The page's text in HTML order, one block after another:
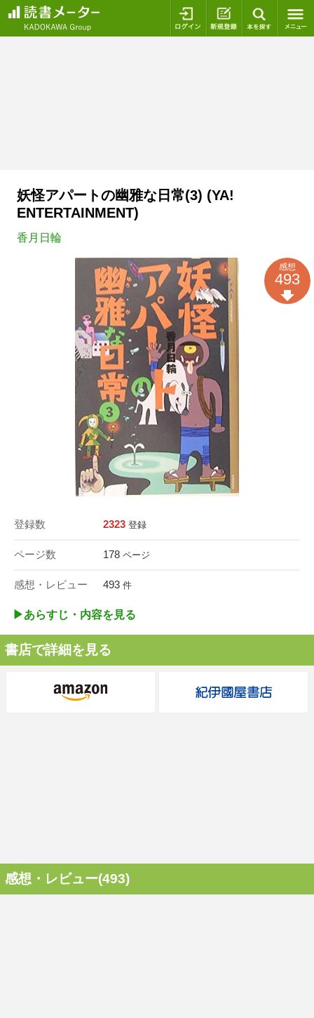
ログイン 新規登録
妖怪アパートの幽雅な日常(3) (YA!
ENTERTAINMENT)
香月日輪
登録数 2323 登録
ページ数 178 ページ
感想・レビュー 493 件
感想
493
▶︎あらすじ・内容を見る
書店で詳細を見る
感想・レビュー(493)